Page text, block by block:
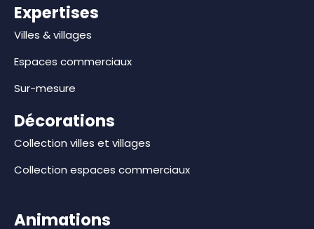
Expertises
Villes & villages
Espaces commerciaux
Sur-mesure
Décorations
Collection villes et villages
Collection espaces commerciaux
Animations